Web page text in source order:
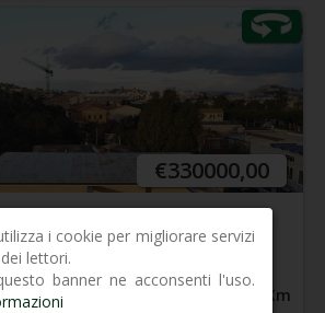
€330000,00
Km
centro, nella prima periferia e
- Luminoso attico, libero su 4
piano di piccolo complesso
ampissima terrazza privata ed
ottima esposizione
i cookie per migliorare servizi
lettori.
banner ne acconsenti l'uso.